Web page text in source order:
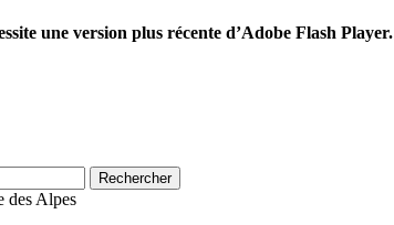
une version plus récente d’Adobe Flash Player.
des Alpes